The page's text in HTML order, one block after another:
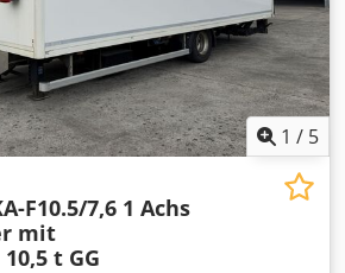
1 / 5
F10.5/7,6 1 Achs
mit
t GG